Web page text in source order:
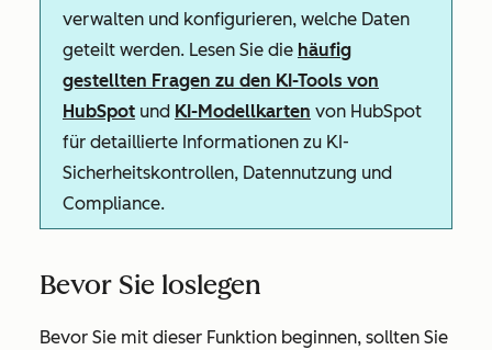
verwalten und konfigurieren, welche Daten
geteilt werden. Lesen Sie die häufig
gestellten Fragen zu den KI-Tools von
HubSpot und KI-Modellkarten von HubSpot
für detaillierte Informationen zu KI-
Sicherheitskontrollen, Datennutzung und
Compliance.
Bevor Sie loslegen
Bevor Sie mit dieser Funktion beginnen, sollten Sie